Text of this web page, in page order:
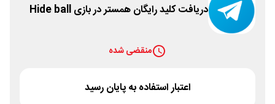
دریافت کلید رایگان همستر در بازی Hide ball
منقضی شده
اعتبار استفاده به پایان رسید